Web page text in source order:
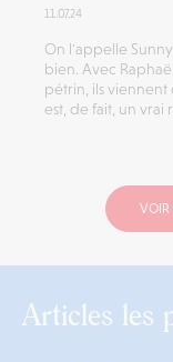
11.07.24
On l'appelle
bien. Avec
pétrin, ils
est, de fait, un vrai
VOIR
Articles les